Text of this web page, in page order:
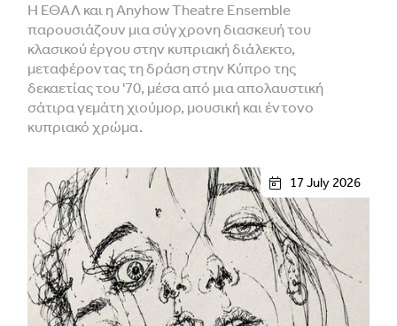
Η ΕΘΑΛ και η Anyhow Theatre Ensemble
παρουσιάζουν μια σύγχρονη διασκευή του
κλασικού έργου στην κυπριακή διάλεκτο,
μεταφέροντας τη δράση στην Κύπρο της
δεκαετίας του '70, μέσα από μια απολαυστική
σάτιρα γεμάτη χιούμορ, μουσική και έντονο
κυπριακό χρώμα.
17 July 2026